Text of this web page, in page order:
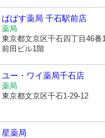
ぱぱす薬局 千石駅前店
薬局
東京都文京区千石四丁目46番
前田ビル1階
ユー・ワイ薬局千石店
薬局
東京都文京区千石1-29-12
星薬局